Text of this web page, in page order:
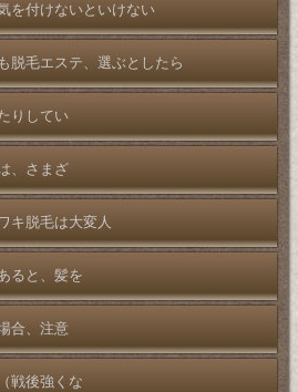
を付けないといけない
脱毛エステ、選ぶとしたら
りしてい
、さまざ
キ脱毛は大変人
ると、髪を
合、注意
戦後強くな